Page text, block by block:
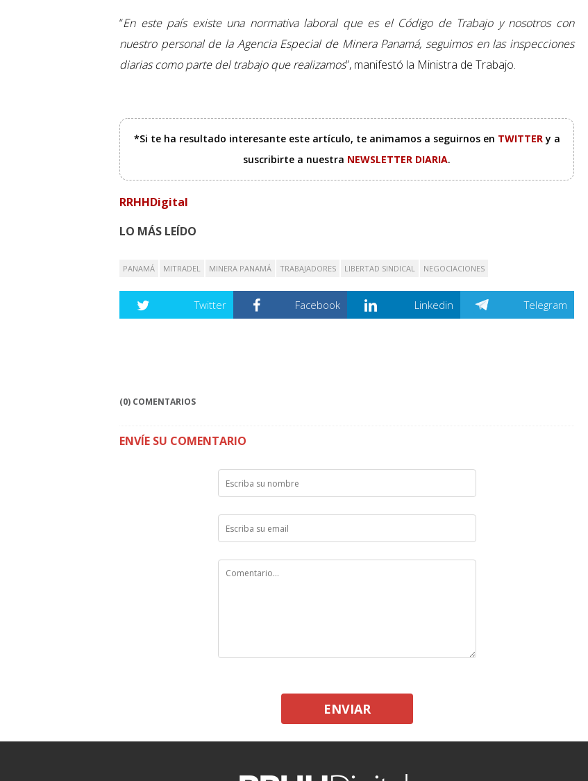
“En este país existe una normativa laboral que es el Código de Trabajo y nosotros con
nuestro personal de la Agencia Especial de Minera Panamá, seguimos en las inspecciones
diarias como parte del trabajo que realizamos”, manifestó la Ministra de Trabajo.
*Si te ha resultado interesante este artículo, te animamos a seguirnos en TWITTERy a
suscribirte a nuestra NEWSLETTER DIARIA.
RRHHDigital
LO MÁS LEÍDO
PANAMÁ MITRADEL MINERA PANAMÁ TRABAJADORES LIBERTAD SINDICAL NEGOCIACIONES
Twitter Facebook Linkedin Telegram
(0) COMENTARIOS
ENVÍE SU COMENTARIO
ENVIAR